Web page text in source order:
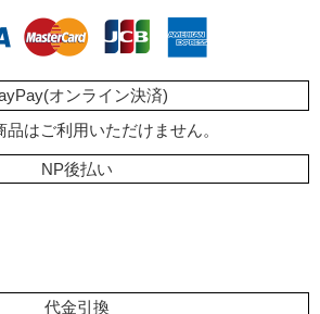
オンライン決済)
はご利用いただけません。
NP後払い
代金引換